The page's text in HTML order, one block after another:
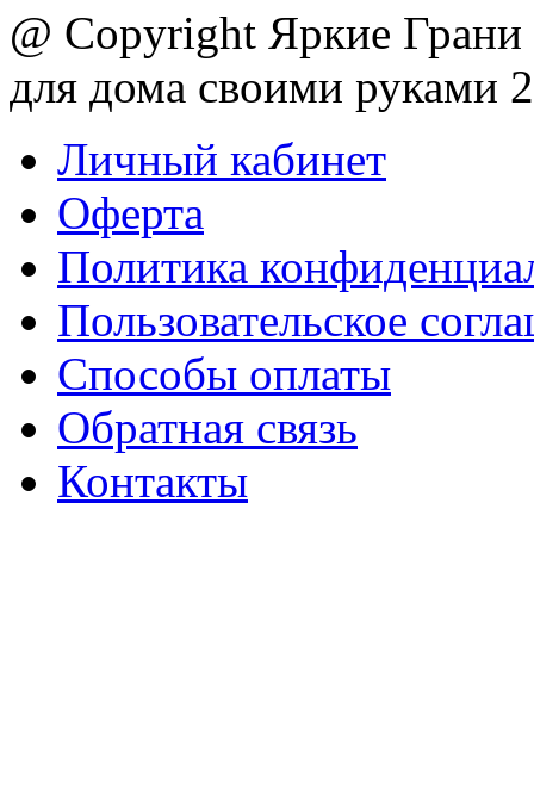
@ Copyright Яркие Грани
для дома своими руками
Личный кабинет
Оферта
Политика
Пользовательское
Способы оплаты
Обратная связь
Контакты